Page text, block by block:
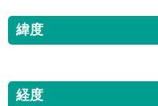
緯度
経度